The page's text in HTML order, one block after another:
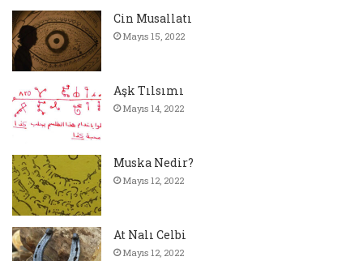
Cin Musallatı
Mayıs 15, 2022
Aşk Tılsımı
Mayıs 14, 2022
Muska Nedir?
Mayıs 12, 2022
At Nalı Celbi
Mayıs 12, 2022